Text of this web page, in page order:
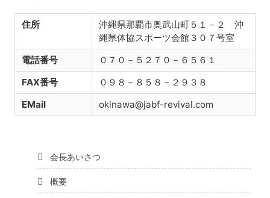
住所
沖縄県那覇市奥武山町５１－２ 沖
縄県体協スポーツ会館３０７号室
電話番号
０７０－５２７０－６５６１
FAX番号
０９８－８５８－２９３８
EMail
okinawa@jabf-revival.com
会長あいさつ
概要